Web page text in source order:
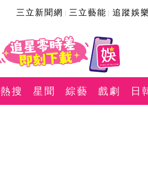
三立新聞網 三立藝能 追蹤娛
熱搜 星聞 綜藝 戲劇 日